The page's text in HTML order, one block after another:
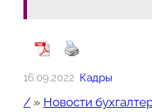
16.09.2022 Кадры
/» Новости